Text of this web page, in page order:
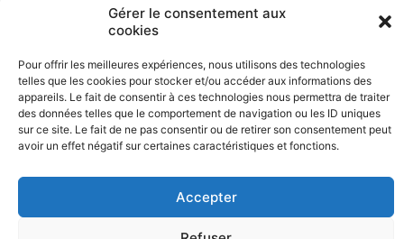
Gérer le consentement aux
cookies
Pour offrir les meilleures expériences, nous utilisons des technologies
telles que les cookies pour stocker et/ou accéder aux informations des
appareils. Le fait de consentir à ces technologies nous permettra de traiter
des données telles que le comportement de navigation ou les ID uniques
sur ce site. Le fait de ne pas consentir ou de retirer son consentement peut
avoir un effet négatif sur certaines caractéristiques et fonctions.
Accepter
Partagez cette page